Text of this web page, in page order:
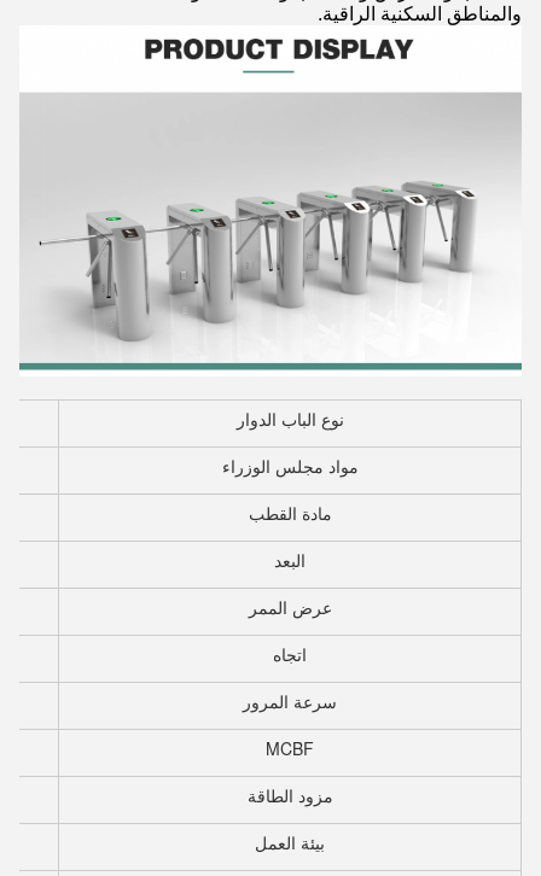
والمناطق السكنية الراقية.
نوع الباب الدوار
مواد مجلس الوزراء
مادة القطب
البعد
عرض الممر
اتجاه
سرعة المرور
MCBF
مزود الطاقة
بيئة العمل